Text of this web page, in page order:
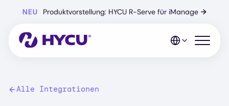
Hauptinhalt
NEU Produktvorstellung: HYCU R-Serve für iManage →
Mobiles
Alle Integrationen